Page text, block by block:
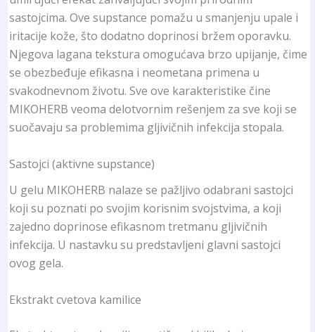
sastojcima. Ove supstance pomažu u smanjenju upale i
iritacije kože, što dodatno doprinosi bržem oporavku.
Njegova lagana tekstura omogućava brzo upijanje, čime
se obezbeđuje efikasna i neometana primena u
svakodnevnom životu. Sve ove karakteristike čine
MIKOHERB veoma delotvornim rešenjem za sve koji se
suočavaju sa problemima gljivičnih infekcija stopala.
Sastojci (aktivne supstance)
U gelu MIKOHERB nalaze se pažljivo odabrani sastojci
koji su poznati po svojim korisnim svojstvima, a koji
zajedno doprinose efikasnom tretmanu gljivičnih
infekcija. U nastavku su predstavljeni glavni sastojci
ovog gela.
Ekstrakt cvetova kamilice